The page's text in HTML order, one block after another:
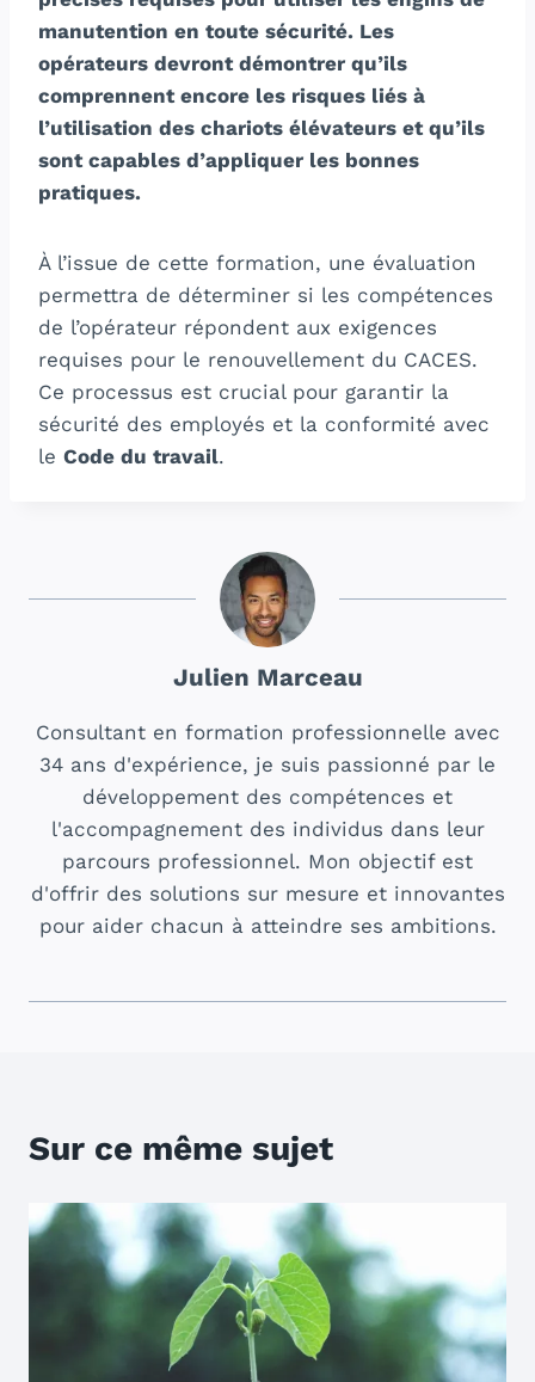
manutention en toute sécurité. Les
opérateurs devront démontrer qu’ils
comprennent encore les risques liés à
l’utilisation des chariots élévateurs et qu’ils
sont capables d’appliquer les bonnes
pratiques.
À l’issue de cette formation, une évaluation
permettra de déterminer si les compétences
de l’opérateur répondent aux exigences
requises pour le renouvellement du CACES.
Ce processus est crucial pour garantir la
sécurité des employés et la conformité avec
le Code du travail.
Julien Marceau
Consultant en formation professionnelle avec
34 ans d'expérience, je suis passionné par le
développement des compétences et
l'accompagnement des individus dans leur
parcours professionnel. Mon objectif est
d'offrir des solutions sur mesure et innovantes
pour aider chacun à atteindre ses ambitions.
Sur ce même sujet